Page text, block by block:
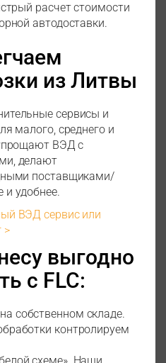
расчет стоимости
автодоставки.
из Литвы
сервисы и
малого, среднего и
ВЭД с
делают
поставщиками/
и удобнее.
ВЭД сервис или
>
выгодно
с FLC:
собственном складе.
контролируем